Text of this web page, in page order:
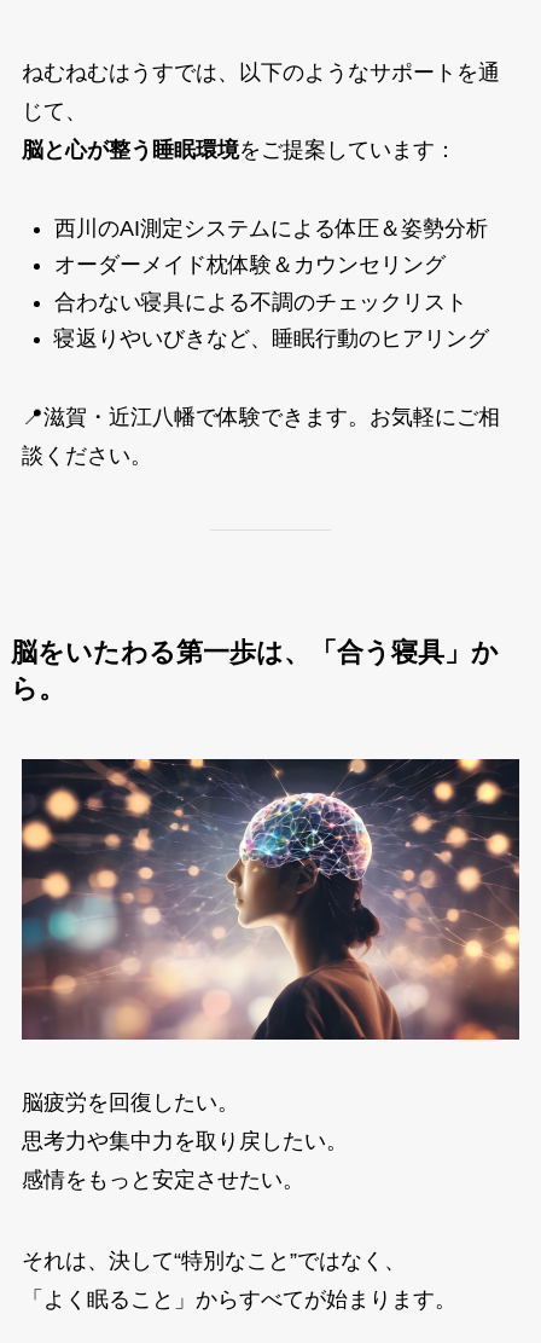
ねむねむはうすでは、以下のようなサポートを通
じて、
脳と心が整う睡眠環境をご提案しています：
西川のAI測定システムによる体圧＆姿勢分析
オーダーメイド枕体験＆カウンセリング
合わない寝具による不調のチェックリスト
寝返りやいびきなど、睡眠行動のヒアリング
📍滋賀・近江八幡で体験できます。お気軽にご相
談ください。
脳をいたわる第一歩は、「合う寝具」か
ら。
脳疲労を回復したい。
思考力や集中力を取り戻したい。
感情をもっと安定させたい。
それは、決して“特別なこと”ではなく、
「よく眠ること」からすべてが始まります。